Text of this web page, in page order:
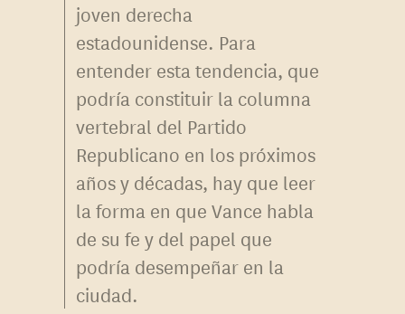
joven derecha
estadounidense. Para
entender esta tendencia, que
podría constituir la columna
vertebral del Partido
Republicano en los próximos
años y décadas, hay que leer
la forma en que Vance habla
de su fe y del papel que
podría desempeñar en la
ciudad.